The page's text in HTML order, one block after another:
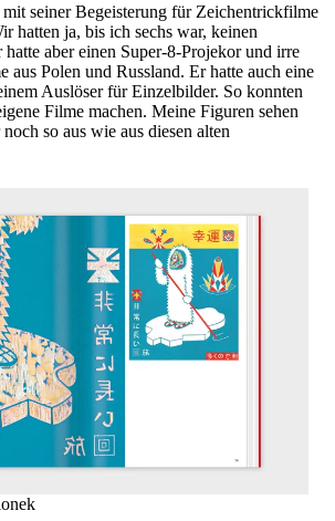
seiner Begeisterung für Zeichentrickfilme
hatten ja, bis ich sechs war, keinen
hatte aber einen Super-8-Projekor und irre
aus Polen und Russland. Er hatte auch eine
Auslöser für Einzelbilder. So konnten
Filme machen. Meine Figuren sehen
so aus wie aus diesen alten